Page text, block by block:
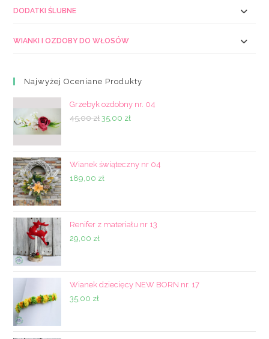
DODATKI ŚLUBNE
WIANKI I OZDOBY DO WŁOSÓW
Najwyżej Oceniane Produkty
Grzebyk ozdobny nr. 04
45,00zł Pierwotna
45,00 zł.
35,00 złAktualna
35,00 zł.
Wianek świąteczny nr 04
189,00 zł
Renifer z materiału nr 13
29,00 zł
Wianek dziecięcy NEW BORN nr. 17
35,00 zł